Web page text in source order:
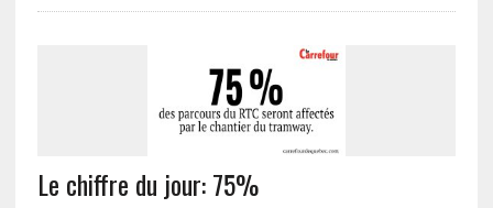
Le chiffre du jour: 75%